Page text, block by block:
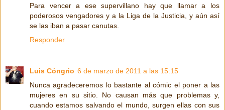
Para vencer a ese supervillano hay que llamar a los
poderosos vengadores y a la Liga de la Justicia, y aún así
se las iban a pasar canutas.
Responder
Luis Cóngrio 6 de marzo de 2011 a las 15:15
Nunca agradeceremos lo bastante al cómic el poner a las
mujeres en su sitio. No causan más que problemas y,
cuando estamos salvando el mundo, surgen ellas con sus